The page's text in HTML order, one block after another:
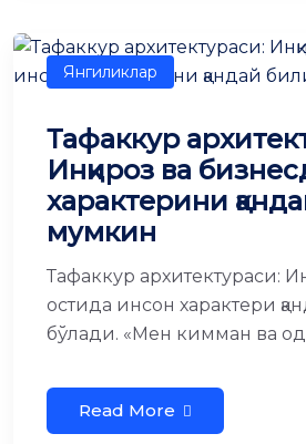
Янгиликлар
Тафаккур
Инқироз ва
характерини
мумкин
Тафаккур архитектураси:
остида инсон характери
бўлади. «Мен кимман ва
Read More